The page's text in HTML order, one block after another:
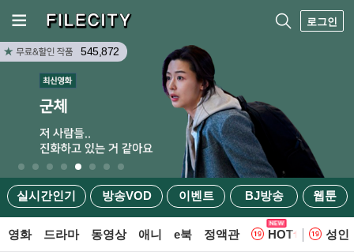
로그인
실시간인기 방송VOD 이벤트 BJ방송 웹툰
545,872
영화 드라마 동영상 애니 e북 정액관 HOT 웹
성인